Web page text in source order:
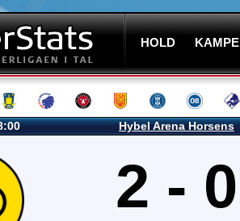
HOLD KAMPE
Hybel Arena Horsens
2 - 0